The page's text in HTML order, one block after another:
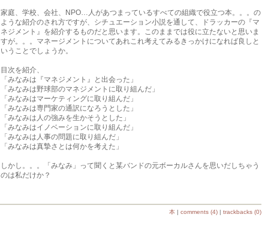
家庭、学校、会社、NPO…人があつまっているすべての組織で役立つ本。。。の
ような紹介のされ方ですが、シチュエーション小説を通して、ドラッカーの『マ
ネジメント』を紹介するものだと思います。このままでは役に立たないと思いま
すが。。。マネージメントについてあれこれ考えてみるきっかけになれば良しと
いうことでしょうか。
目次を紹介、
「みなみは『マネジメント』と出会った」
「みなみは野球部のマネジメントに取り組んだ」
「みなみはマーケティングに取り組んだ」
「みなみは専門家の通訳になろうとした」
「みなみは人の強みを生かそうとした」
「みなみはイノベーションに取り組んだ」
「みなみは人事の問題に取り組んだ」
「みなみは真摯さとは何かを考えた」
しかし。。。「みなみ」って聞くと某バンドの元ボーカルさんを思いだしちゃう
のは私だけか？
本 | comments (4) | trackbacks (0)